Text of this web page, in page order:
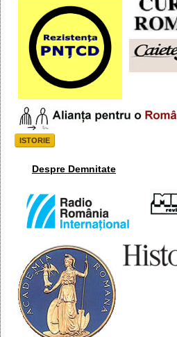
ISTORIE
Despre Demnitate